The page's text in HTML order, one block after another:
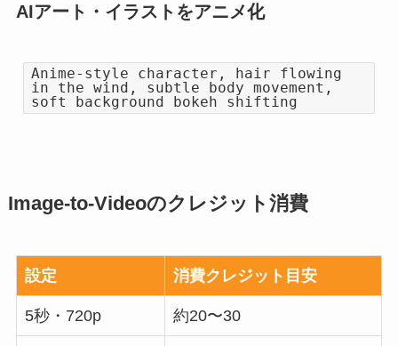
AIアート・イラストをアニメ化
Anime-style character, hair flowing
in the wind, subtle body movement,
soft background bokeh shifting
Image-to-Videoのクレジット消費
設定 消費クレジット目安
5秒・720p 約20〜30